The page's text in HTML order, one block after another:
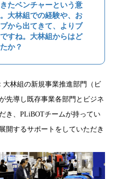
たベンチャーという意
大林組での経験や、お
から出てきて、よりブ
すね。大林組からはど
か？
大林組の新規事業推進部門（ビ
先導し既存事業各部門とビジネ
き、PLiBOTチームが持ってい
開するサポートをしていただき